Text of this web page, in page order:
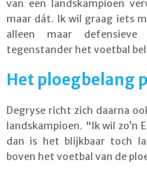
van een landskampioen
maar dát. Ik wil graag iets
alleen maar
tegenstander het voetbal
Het ploegbelang
Degryse richt zich daarna
landskampioen. "Ik wil zo’n
dan is het blijkbaar toch
boven het voetbal van de